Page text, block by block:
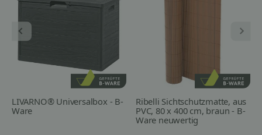
LIVARNO® Universalbox - B-
Ware
Ribelli Sichtschutzmatte, aus
PVC, 80 x 400 cm, braun - B-
Ware neuwertig